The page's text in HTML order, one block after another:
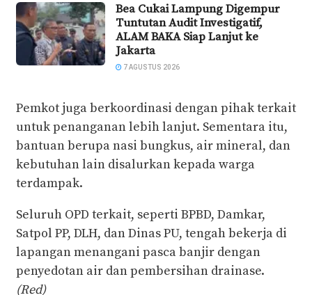
Bea Cukai Lampung Digempur
Tuntutan Audit Investigatif,
ALAM BAKA Siap Lanjut ke
Jakarta
7 AGUSTUS 2026
Pemkot juga berkoordinasi dengan pihak terkait
untuk penanganan lebih lanjut. Sementara itu,
bantuan berupa nasi bungkus, air mineral, dan
kebutuhan lain disalurkan kepada warga
terdampak.
Seluruh OPD terkait, seperti BPBD, Damkar,
Satpol PP, DLH, dan Dinas PU, tengah bekerja di
lapangan menangani pasca banjir dengan
penyedotan air dan pembersihan drainase.
(Red)